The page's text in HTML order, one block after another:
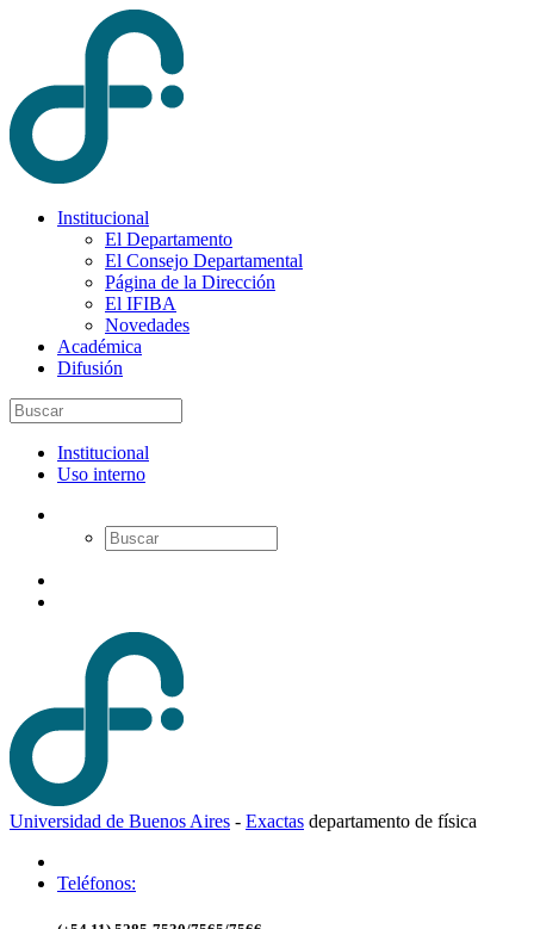
Institucional
El Departamento
El Consejo Departamental
Página de la Dirección
El IFIBA
Novedades
Académica
Difusión
Institucional
Uso interno
Universidad de Buenos Aires - Exactas departamento de física
Teléfonos: